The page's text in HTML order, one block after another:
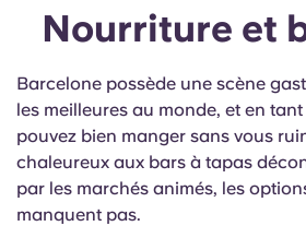
Nourriture et
Barcelone possède une scène
les meilleures au monde, et en
pouvez bien manger sans vous
chaleureux aux bars à tapas
par les marchés animés, les
manquent pas.